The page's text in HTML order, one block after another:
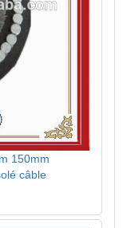
150mm
câble